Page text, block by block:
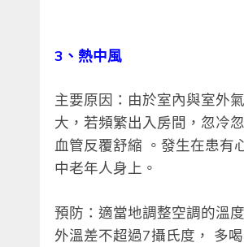
3 、熱中風
主要原因：由於室內與室外
大，若頻繁出入房間，忽冷
血管反覆舒縮 。發生在患有
中老年人身上。
預防：適當地調整空調的溫
外溫差不超過7攝氏度， 多